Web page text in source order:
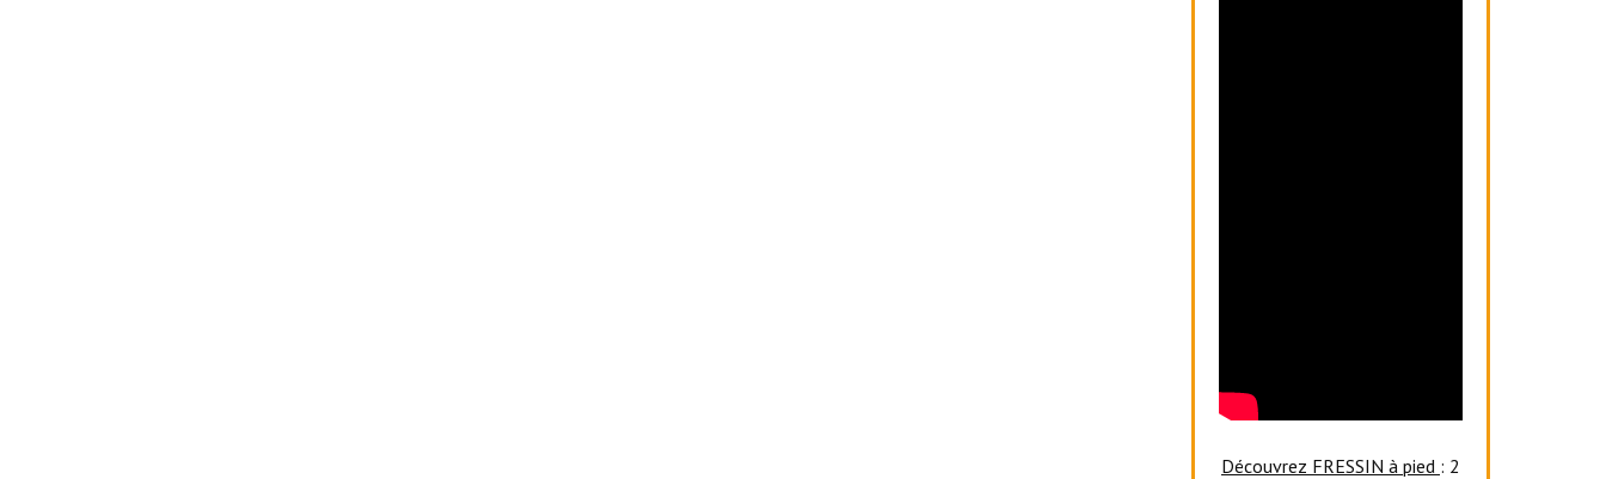
Découvrez FRESSIN à pied : 2